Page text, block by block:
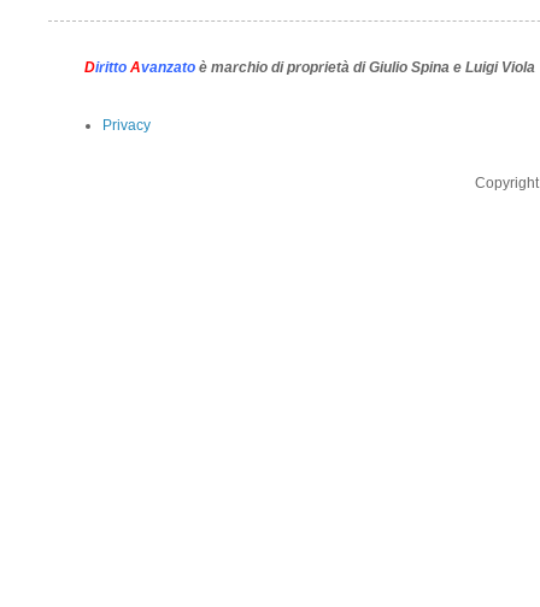
Diritto Avanzato è marchio di proprietà di Giulio Spina e Luigi Viola
Privacy